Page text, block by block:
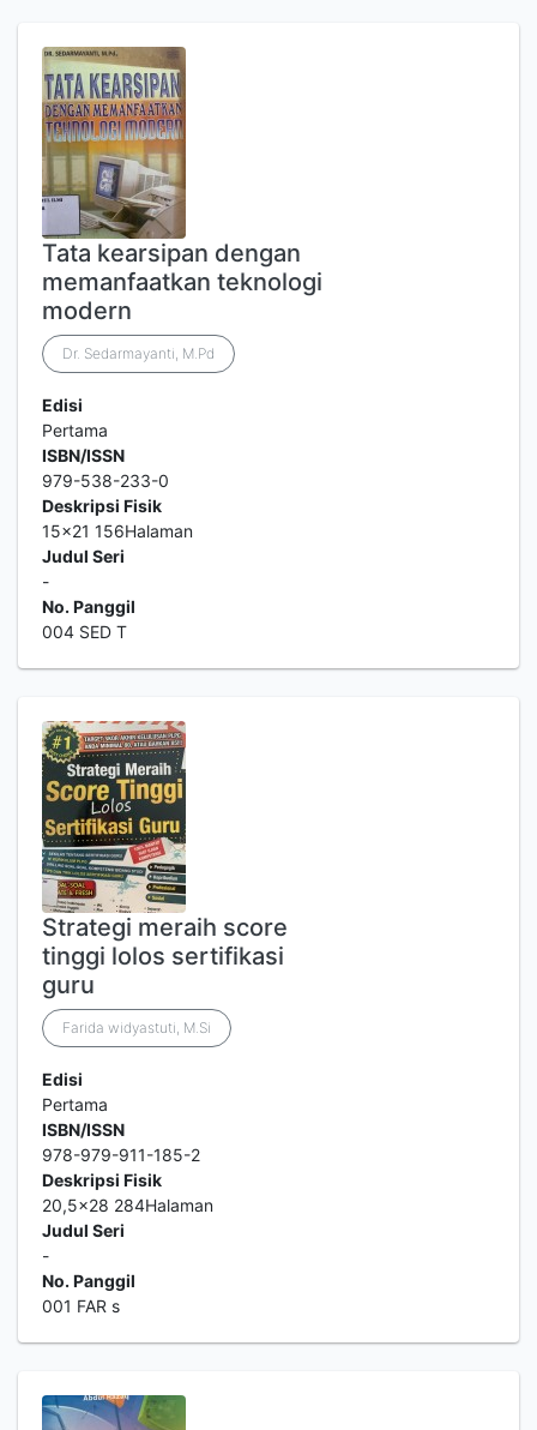
Tata kearsipan dengan
memanfaatkan teknologi
modern
Dr. Sedarmayanti, M.Pd
Edisi
Pertama
ISBN/ISSN
979-538-233-0
Deskripsi Fisik
15x21 156Halaman
Judul Seri
-
No. Panggil
004 SED T
Strategi meraih score
tinggi lolos sertifikasi
guru
Farida widyastuti, M.Si
Edisi
Pertama
ISBN/ISSN
978-979-911-185-2
Deskripsi Fisik
20,5x28 284Halaman
Judul Seri
-
No. Panggil
001 FAR s